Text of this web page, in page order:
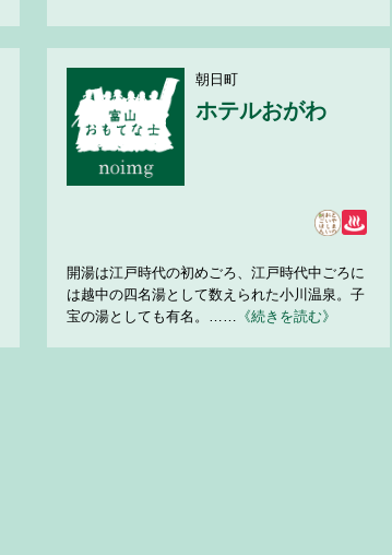
朝日町
ホテルおがわ
開湯は江戸時代の初めごろ、江戸時代中ごろに
は越中の四名湯として数えられた小川温泉。子
宝の湯としても有名。……
《続きを読む》